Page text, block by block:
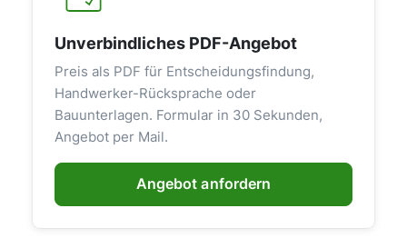
Unverbindliches PDF-Angebot
Preis als PDF für Entscheidungsfindung,
Handwerker-Rücksprache oder
Bauunterlagen. Formular in 30 Sekunden,
Angebot per Mail.
Angebot anfordern